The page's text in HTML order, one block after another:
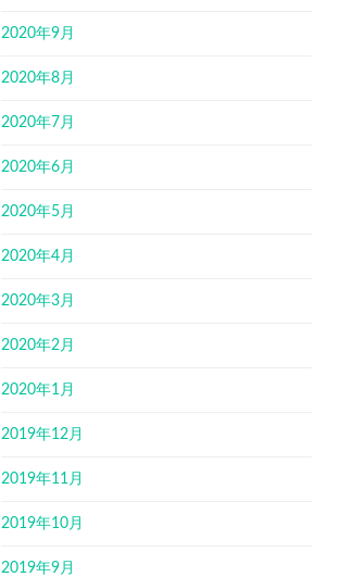
2020年9月
2020年8月
2020年7月
2020年6月
2020年5月
2020年4月
2020年3月
2020年2月
2020年1月
2019年12月
2019年11月
2019年10月
2019年9月